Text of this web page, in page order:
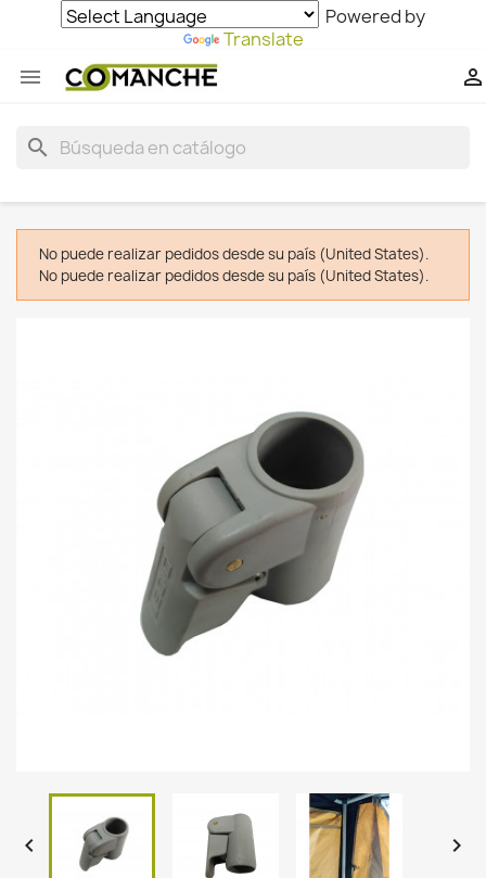
Powered by
Translate
 
search
No puede realizar pedidos desde su país (United States).
No puede realizar pedidos desde su país (United States).
 